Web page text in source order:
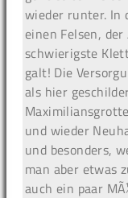
wieder runter. In
einen Felsen,
schwierigste
galt! Die
als hier
und wieder
und besonders,
man aber etwas
auch ein paar